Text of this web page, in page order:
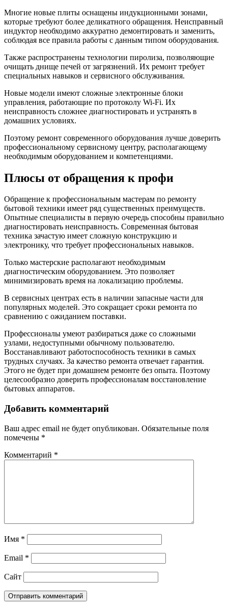
Многие новые плиты оснащены индукционными зонами,
которые требуют более деликатного обращения. Неисправный
индуктор необходимо аккуратно демонтировать и заменить,
соблюдая все правила работы с данным типом оборудования.
Также распространены технологии пиролиза, позволяющие
очищать днище печей от загрязнений. Их ремонт требует
специальных навыков и сервисного обслуживания.
Новые модели имеют сложные электронные блоки
управления, работающие по протоколу Wi-Fi. Их
неисправность сложнее диагностировать и устранять в
домашних условиях.
Поэтому ремонт современного оборудования лучше доверить
профессиональному сервисному центру, располагающему
необходимым оборудованием и компетенциями.
Плюсы от обращения к профи
Обращение к профессиональным мастерам по ремонту
бытовой техники имеет ряд существенных преимуществ.
Опытные специалисты в первую очередь способны правильно
диагностировать неисправность. Современная бытовая
техника зачастую имеет сложную конструкцию и
электронику, что требует профессиональных навыков.
Только мастерские располагают необходимым
диагностическим оборудованием. Это позволяет
минимизировать время на локализацию проблемы.
В сервисных центрах есть в наличии запасные части для
популярных моделей. Это сокращает сроки ремонта по
сравнению с ожиданием поставки.
Профессионалы умеют разбираться даже со сложными
узлами, недоступными обычному пользователю.
Восстанавливают работоспособность техники в самых
трудных случаях. За качество ремонта отвечает гарантия.
Этого не будет при домашнем ремонте без опыта. Поэтому
целесообразно доверить профессионалам восстановление
бытовых аппаратов.
Добавить комментарий
Ваш адрес email не будет опубликован. Обязательные поля
помечены *
Комментарий *
Имя *
Email *
Сайт